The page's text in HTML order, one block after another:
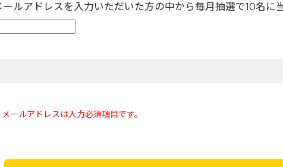
ルアドレスを入力いただいた方の中から毎月抽選で10名に
ールアドレスは入力必須項目です。